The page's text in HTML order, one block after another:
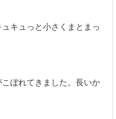
キュっと小さくまとまっ
ぼれてきました。長いか